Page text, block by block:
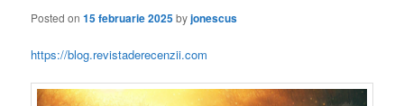
Posted on15 februarie 2025byjonescus
https://blog.revistaderecenzii.com